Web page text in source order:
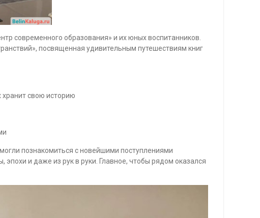
современного образования» и их юных воспитанников.
посвященная удивительным путешествиям книг
свою историю
познакомиться с новейшими поступлениями
и даже из рук в руки. Главное, чтобы рядом оказался